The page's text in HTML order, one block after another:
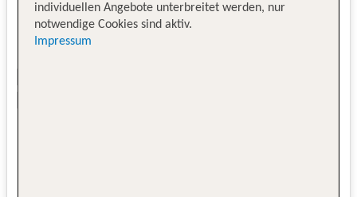
individuellen Angebote unterbreitet werden, nur
notwendige Cookies sind aktiv.
Impressum